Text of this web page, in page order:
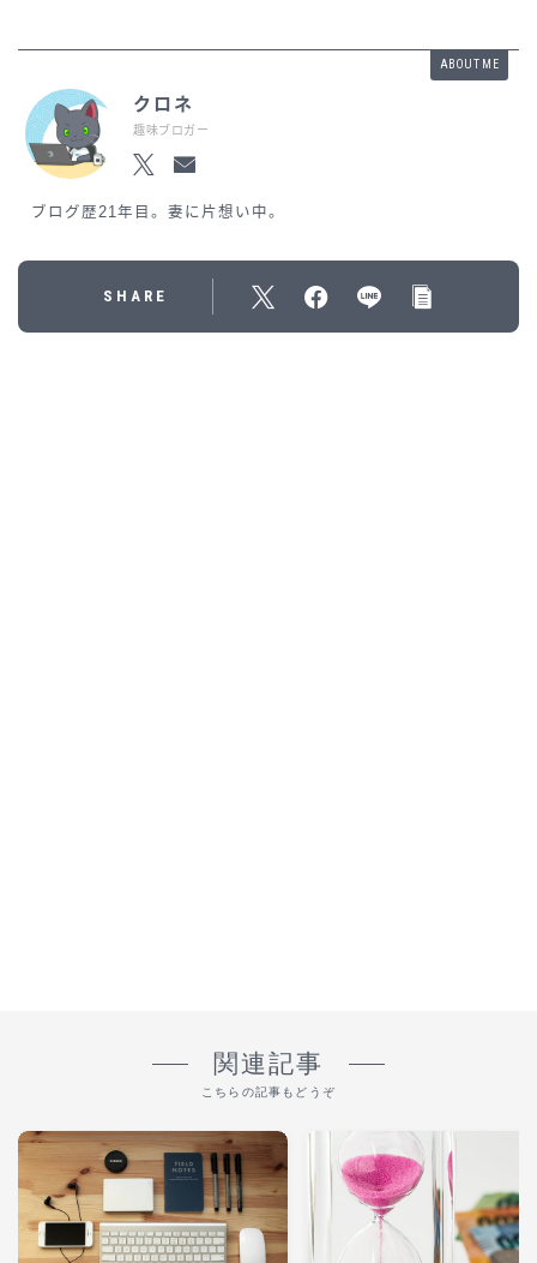
ABOUT ME
クロネ
趣味ブロガー
ブログ歴21年目。妻に片想い中。
SHARE
関連記事
こちらの記事もどうぞ